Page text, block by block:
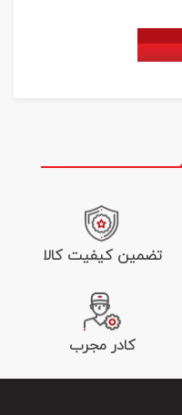
تضمین کیفیت کالا
کادر مجرب